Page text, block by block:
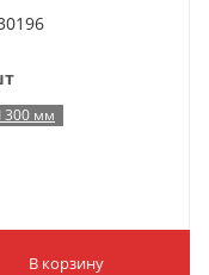
мм
В корзину